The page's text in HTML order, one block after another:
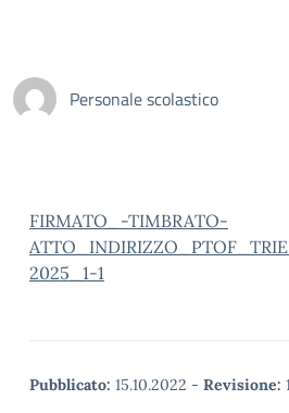
Personale scolastico
FIRMATO_-TIMBRATO-
2025_1-1
Pubblicato: 15.10.2022 - Revisione: